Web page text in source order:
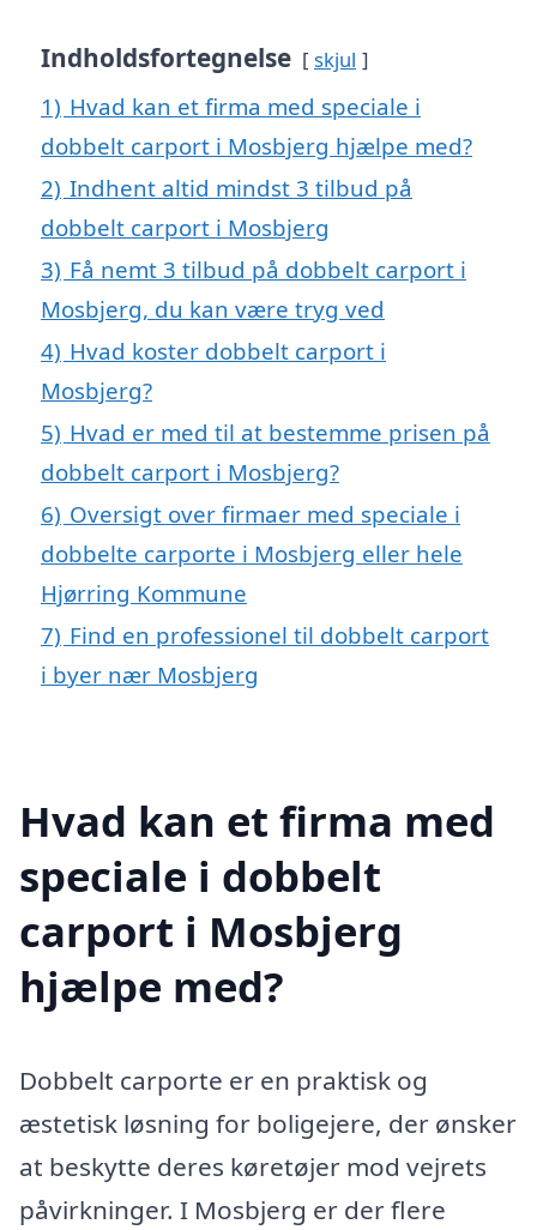
Indholdsfortegnelse skjul
1) Hvad kan et firma med speciale i
dobbelt carport i Mosbjerg hjælpe med?
2) Indhent altid mindst 3 tilbud på
dobbelt carport i Mosbjerg
3) Få nemt 3 tilbud på dobbelt carport i
Mosbjerg, du kan være tryg ved
4) Hvad koster dobbelt carport i
Mosbjerg?
5) Hvad er med til at bestemme prisen på
dobbelt carport i Mosbjerg?
6) Oversigt over firmaer med speciale i
dobbelte carporte i Mosbjerg eller hele
Hjørring Kommune
7) Find en professionel til dobbelt carport
i byer nær Mosbjerg
Hvad kan et firma med
speciale i dobbelt
carport i Mosbjerg
hjælpe med?
Dobbelt carporte er en praktisk og
æstetisk løsning for boligejere, der ønsker
at beskytte deres køretøjer mod vejrets
påvirkninger. I Mosbjerg er der flere